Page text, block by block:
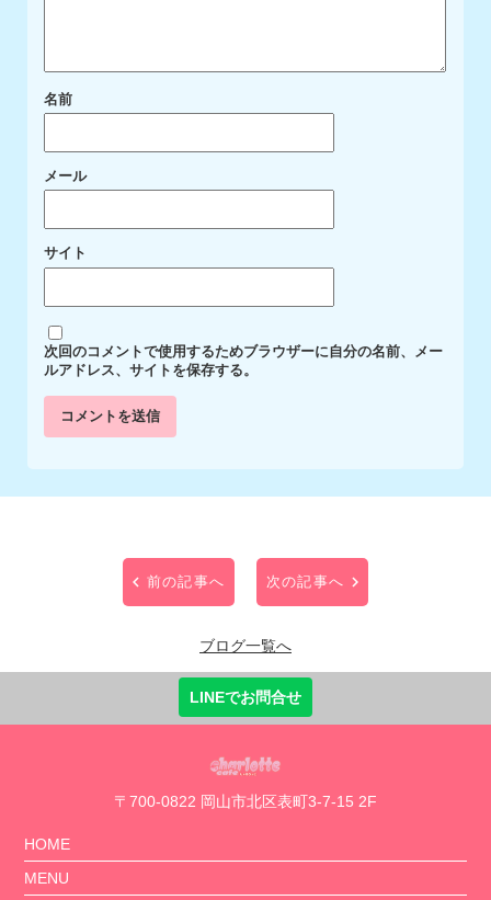
名前
メール
サイト
次回のコメントで使用するためブラウザーに自分の名前、メー
ルアドレス、サイトを保存する。
前の記事へ 次の記事へ
ブログ一覧へ
LINEでお問合せ
〒700-0822 岡山市北区表町3-7-15 2F
HOME
MENU